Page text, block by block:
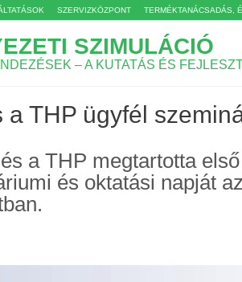
SZERVIZKÖZPONT TERMÉKTANÁCSADÁS,
SZIMULÁCIÓ
– A KUTATÁS ÉS
a THP ügyfél
a THP megtartotta
és oktatási napját